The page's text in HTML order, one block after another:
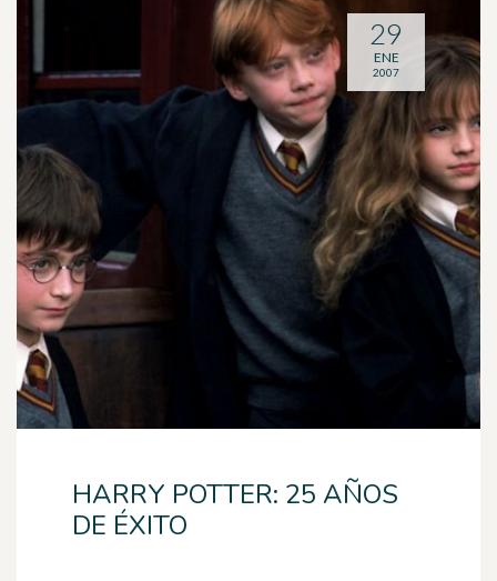
HARRY POTTER: 25 AÑOS
DE ÉXITO
29
ENE
2007